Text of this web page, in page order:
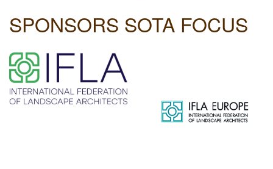
Principal
Dashboard
SPONSORS SOTA FOCUS